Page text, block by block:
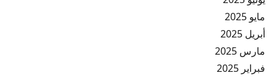
مايو 2025
أبريل 2025
مارس 2025
فبراير 2025